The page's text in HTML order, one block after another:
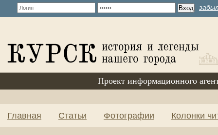
Проект информационного
Главная Статьи Фотографии Колонки